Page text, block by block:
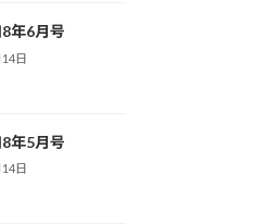
年6月号
日
年5月号
日